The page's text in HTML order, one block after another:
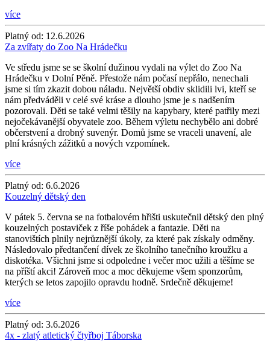
více
Platný od: 12.6.2026
Za zvířaty do Zoo Na Hrádečku
Ve středu jsme se se školní dužinou vydali na výlet do Zoo Na
Hrádečku v Dolní Pěně. Přestože nám počasí nepřálo, nenechali
jsme si tím zkazit dobou náladu. Největší obdiv sklidili lvi, kteří se
nám předváděli v celé své kráse a dlouho jsme je s nadšením
pozorovali. Děti se také velmi těšily na kapybary, které patřily mezi
nejočekávanější obyvatele zoo. Během výletu nechybělo ani dobré
občerstvení a drobný suvenýr. Domů jsme se vraceli unavení, ale
plní krásných zážitků a nových vzpomínek.
více
Platný od: 6.6.2026
Kouzelný dětský den
V pátek 5. června se na fotbalovém hřišti uskutečnil dětský den plný
kouzelných postaviček z říše pohádek a fantazie. Děti na
stanovištích plnily nejrůznější úkoly, za které pak získaly odměny.
Následovalo předtančení dívek ze školního tanečního kroužku a
diskotéka. Všichni jsme si odpoledne i večer moc užili a těšíme se
na příští akci! Zároveň moc a moc děkujeme všem sponzorům,
kterých se letos zapojilo opravdu hodně. Srdečně děkujeme!
více
Platný od: 3.6.2026
4x - zlatý atletický čtyřboj Táborska